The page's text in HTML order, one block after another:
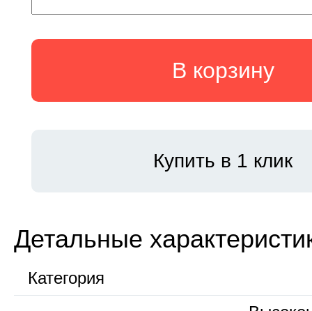
В корзину
Купить в 1 клик
Детальные
Категория